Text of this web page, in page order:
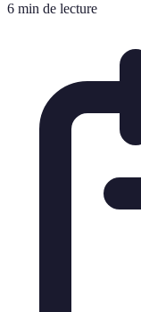
6 min de lecture